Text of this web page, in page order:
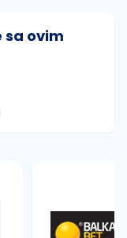
sa ovim